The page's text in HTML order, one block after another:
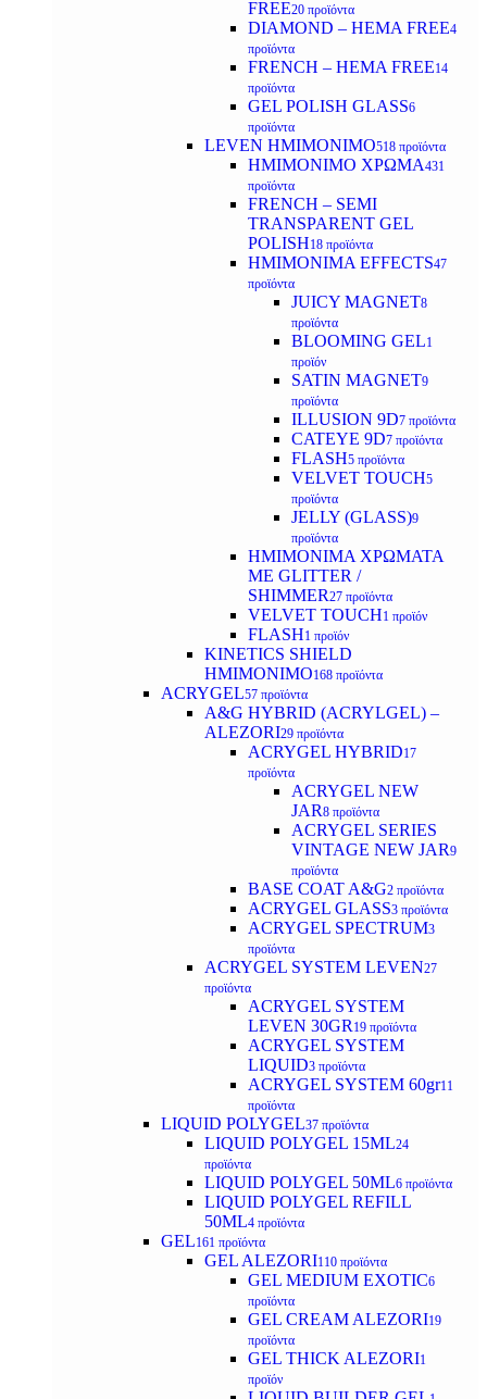
FREE20 προϊόντα
DIAMOND – HEMA FREE4
προϊόντα
FRENCH – HEMA FREE14
προϊόντα
GEL POLISH GLASS6
προϊόντα
LEVEN ΗΜΙΜΟΝΙΜΟ518 προϊόντα
ΗΜΙΜΟΝΙΜΟ ΧΡΩΜΑ431
προϊόντα
FRENCH – SEMI
TRANSPARENT GEL
POLISH18 προϊόντα
HMIMONIMA EFFECTS47
προϊόντα
JUICY MAGNET8
προϊόντα
BLOOMING GEL1
προϊόν
SATIN MAGNET9
προϊόντα
ILLUSION 9D7 προϊόντα
CATEYE 9D7 προϊόντα
FLASH5 προϊόντα
VELVET TOUCH5
προϊόντα
JELLY (GLASS)9
προϊόντα
ΗΜΙΜΟΝΙΜA ΧΡΩΜΑΤΑ
ΜΕ GLITTER /
SHIMMER27 προϊόντα
VELVET TOUCH1 προϊόν
FLASH1 προϊόν
KINETICS SHIELD
ΗΜΙΜΟΝΙΜΟ168 προϊόντα
ACRYGEL57 προϊόντα
A&G HYBRID (ACRYLGEL) –
ALEZORI29 προϊόντα
ACRYGEL HYBRID17
προϊόντα
ACRYGEL NEW
JAR8 προϊόντα
ACRYGEL SERIES
VINTAGE NEW JAR9
προϊόντα
BASE COAT A&G2 προϊόντα
ACRYGEL GLASS3 προϊόντα
ACRYGEL SPECTRUM3
προϊόντα
ACRYGEL SYSTEM LEVEN27
προϊόντα
ACRYGEL SYSTEM
LEVEN 30GR 19 προϊόντα
ACRYGEL SYSTEM
LIQUID3 προϊόντα
ACRYGEL SYSTEM 60gr11
προϊόντα
LIQUID POLYGEL37 προϊόντα
LIQUID POLYGEL 15ML24
προϊόντα
LIQUID POLYGEL 50ML6 προϊόντα
LIQUID POLYGEL REFILL
50ML4 προϊόντα
GEL161 προϊόντα
GEL ALEZORI110 προϊόντα
GEL MEDIUM EXOTIC6
προϊόντα
GEL CREAM ALEZORI19
προϊόντα
GEL THICK ALEZORI1
προϊόν